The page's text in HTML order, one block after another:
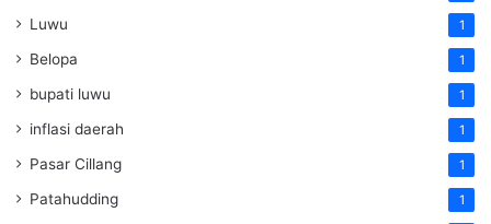
Luwu 1
Belopa 1
bupati luwu 1
inflasi daerah 1
Pasar Cillang 1
Patahudding 1